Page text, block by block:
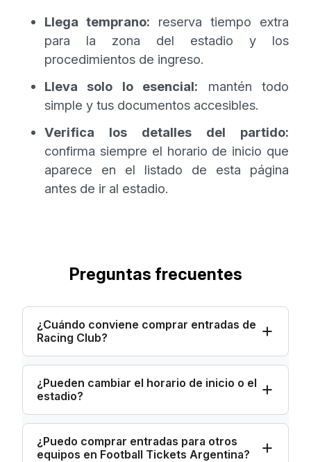
Llega temprano: reserva tiempo extra
para la zona del estadio y los
procedimientos de ingreso.
Lleva solo lo esencial: mantén todo
simple y tus documentos accesibles.
Verifica los detalles del partido:
confirma siempre el horario de inicio que
aparece en el listado de esta página
antes de ir al estadio.
Preguntas frecuentes
¿Cuándo conviene comprar entradas de
Racing Club?
¿Pueden cambiar el horario de inicio o el
estadio?
¿Puedo comprar entradas para otros
equipos en Football Tickets Argentina?